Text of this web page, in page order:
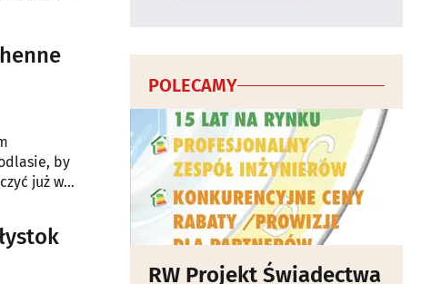
by
już w
POLECAMY
RW Projekt Świadectwa